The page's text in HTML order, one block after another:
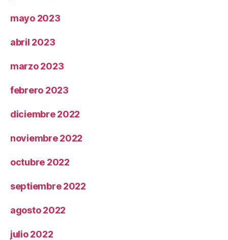
mayo 2023
abril 2023
marzo 2023
febrero 2023
diciembre 2022
noviembre 2022
octubre 2022
septiembre 2022
agosto 2022
julio 2022